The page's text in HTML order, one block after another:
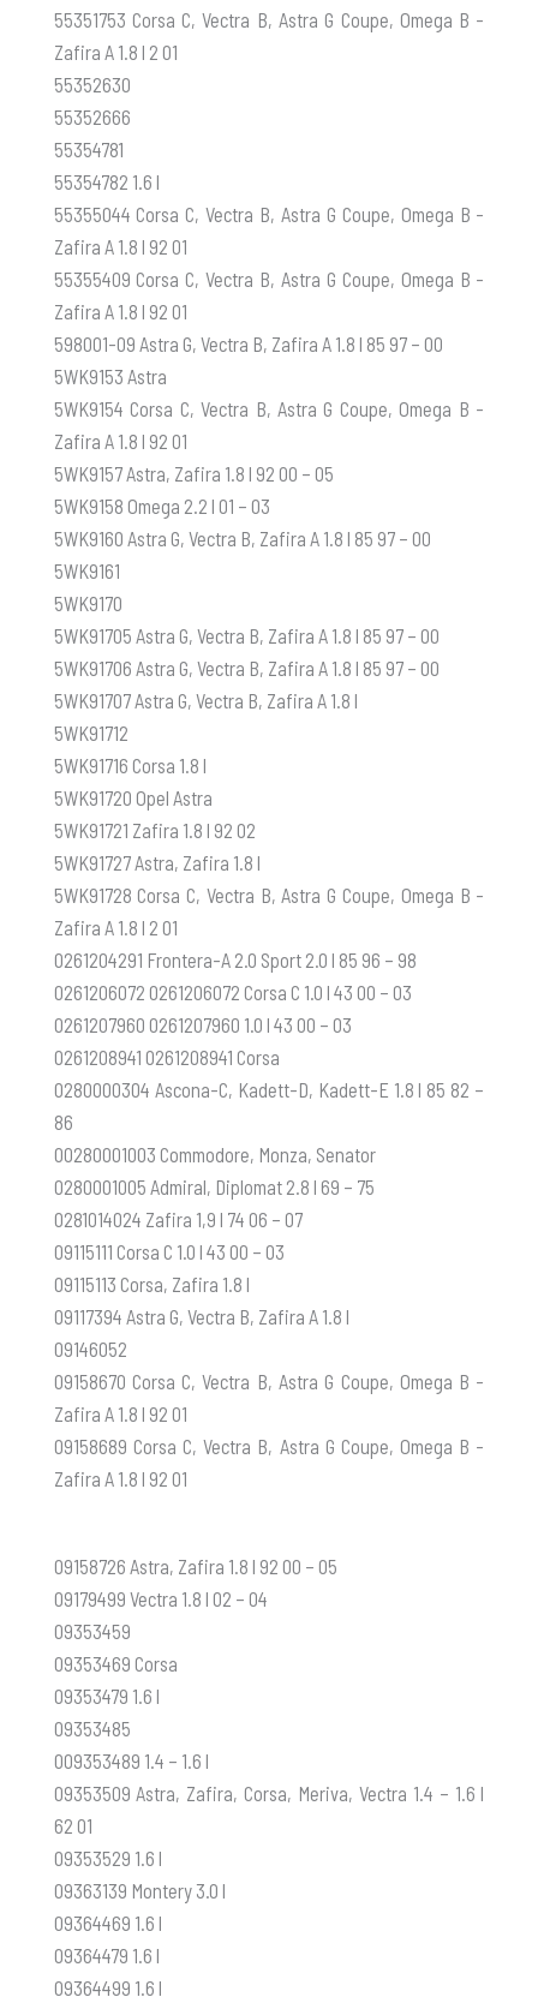
55351753 Corsa C, Vectra B, Astra G Coupe, Omega B -
Zafira A 1.8 l 2 01
55352630
55352666
55354781
55354782 1.6 l
55355044 Corsa C, Vectra B, Astra G Coupe, Omega B -
Zafira A 1.8 l 92 01
55355409 Corsa C, Vectra B, Astra G Coupe, Omega B -
Zafira A 1.8 l 92 01
598001-09 Astra G, Vectra B, Zafira A 1.8 l 85 97 – 00
5WK9153 Astra
5WK9154 Corsa C, Vectra B, Astra G Coupe, Omega B -
Zafira A 1.8 l 92 01
5WK9157 Astra, Zafira 1.8 l 92 00 – 05
5WK9158 Omega 2.2 l 01 – 03
5WK9160 Astra G, Vectra B, Zafira A 1.8 l 85 97 – 00
5WK9161
5WK9170
5WK91705 Astra G, Vectra B, Zafira A 1.8 l 85 97 – 00
5WK91706 Astra G, Vectra B, Zafira A 1.8 l 85 97 – 00
5WK91707 Astra G, Vectra B, Zafira A 1.8 l
5WK91712
5WK91716 Corsa 1.8 l
5WK91720 Opel Astra
5WK91721 Zafira 1.8 l 92 02
5WK91727 Astra, Zafira 1.8 l
5WK91728 Corsa C, Vectra B, Astra G Coupe, Omega B -
Zafira A 1.8 l 2 01
0261204291 Frontera-A 2.0 Sport 2.0 l 85 96 – 98
0261206072 0261206072 Corsa C 1.0 l 43 00 – 03
0261207960 0261207960 1.0 l 43 00 – 03
0261208941 0261208941 Corsa
0280000304 Ascona-C, Kadett-D, Kadett-E 1.8 l 85 82 –
86
00280001003 Commodore, Monza, Senator
0280001005 Admiral, Diplomat 2.8 l 69 – 75
0281014024 Zafira 1,9 l 74 06 – 07
09115111 Corsa C 1.0 l 43 00 – 03
09115113 Corsa, Zafira 1.8 l
09117394 Astra G, Vectra B, Zafira A 1.8 l
09146052
09158670 Corsa C, Vectra B, Astra G Coupe, Omega B -
Zafira A 1.8 l 92 01
09158689 Corsa C, Vectra B, Astra G Coupe, Omega B -
Zafira A 1.8 l 92 01
09158726 Astra, Zafira 1.8 l 92 00 – 05
09179499 Vectra 1.8 l 02 – 04
09353459
09353469 Corsa
09353479 1.6 l
09353485
009353489 1.4 – 1.6 l
09353509 Astra, Zafira, Corsa, Meriva, Vectra 1.4 – 1.6 l
62 01
09353529 1.6 l
09363139 Montery 3.0 l
09364469 1.6 l
09364479 1.6 l
09364499 1.6 l